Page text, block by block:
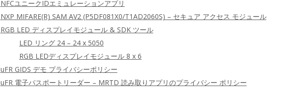
NFCユニークIDエミュレーションアプリ
NXP MIFARE(R) SAM AV2 (P5DF081X0/T1AD2060S) – セキュア アクセス モジュール
RGB LED ディスプレイモジュール & SDK ツール
LED リング 24 – 24 x 5050
RGB LEDディスプレイモジュール 8 x 6
uFR GIDS デモ プライバシーポリシー
uFR 電子パスポートリーダー – MRTD 読み取りアプリのプライバシー ポリシー